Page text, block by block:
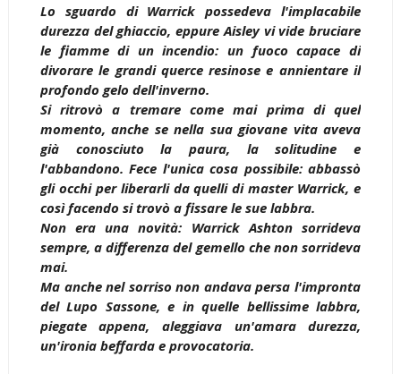
Lo sguardo di Warrick possedeva l'implacabile
durezza del ghiaccio, eppure Aisley vi vide bruciare
le fiamme di un incendio: un fuoco capace di
divorare le grandi querce resinose e annientare il
profondo gelo dell'inverno.
Si ritrovò a tremare come mai prima di quel
momento, anche se nella sua giovane vita aveva
già conosciuto la paura, la solitudine e
l'abbandono. Fece l'unica cosa possibile: abbassò
gli occhi per liberarli da quelli di master Warrick, e
così facendo si trovò a fissare le sue labbra.
Non era una novità: Warrick Ashton sorrideva
sempre, a differenza del gemello che non sorrideva
mai.
Ma anche nel sorriso non andava persa l'impronta
del Lupo Sassone, e in quelle bellissime labbra,
piegate appena, aleggiava un'amara durezza,
un'ironia beffarda e provocatoria.